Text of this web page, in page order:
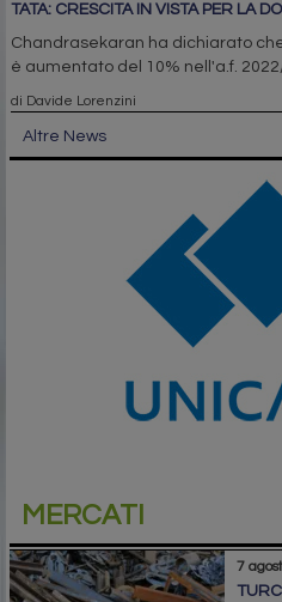
TATA: CRESCITA IN VISTA PER LA
Chandrasekaran ha dichiarato
è aumentato del 10% nell'a.f.
di Davide Lorenzini
Altre News
MERCATI
7